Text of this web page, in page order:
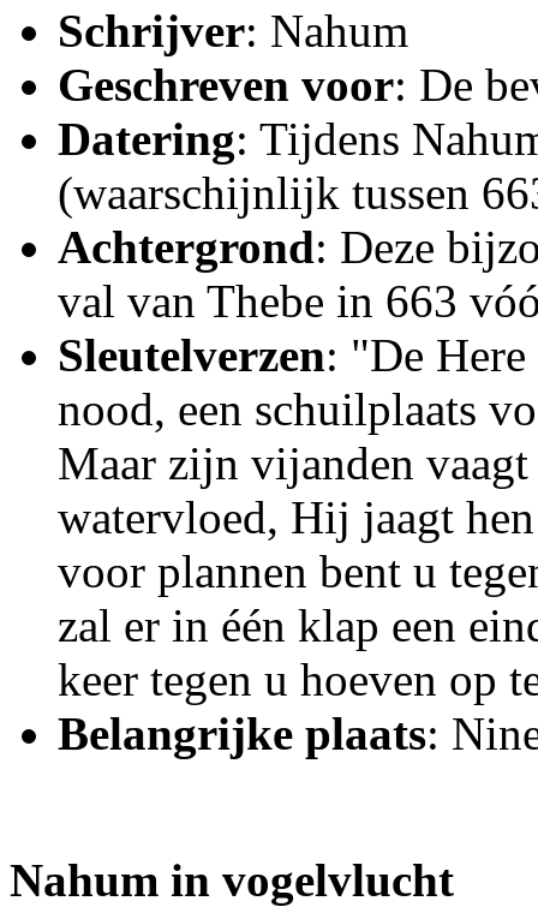
Schrijver: Nahum
Geschreven voor: De
Datering: Tijdens
(waarschijnlijk tussen
Achtergrond: Deze
val van Thebe in 663
Sleutelverzen: "De
nood, een schuilplaats
Maar zijn vijanden
watervloed, Hij jaagt
voor plannen bent u
zal er in één klap een
keer tegen u hoeven op
Belangrijke plaats:
Nahum in vogelvlucht